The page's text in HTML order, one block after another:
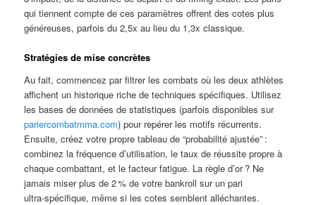
qui tiennent compte de ces paramètres offrent des cotes plus
généreuses, parfois du 2,5x au lieu du 1,3x classique.
Stratégies de mise concrètes
Au fait, commencez par filtrer les combats où les deux athlètes
affichent un historique riche de techniques spécifiques. Utilisez
les bases de données de statistiques (parfois disponibles sur
pariercombatmma.com) pour repérer les motifs récurrents.
Ensuite, créez votre propre tableau de “probabilité ajustée” :
combinez la fréquence d’utilisation, le taux de réussite propre à
chaque combattant, et le facteur fatigue. La règle d’or ? Ne
jamais miser plus de 2 % de votre bankroll sur un pari
ultra‑spécifique, même si les cotes semblent alléchantes.